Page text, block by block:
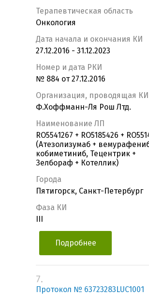
Терапевтическая область
Онкология
Дата начала и окончания КИ
27.12.2016 - 31.12.2023
Номер и дата РКИ
№ 884 от 27.12.2016
Организация, проводящая КИ
Ф.Хоффманн-Ля Рош Лтд.
Наименование ЛП
RO5541267 + RO5185426 +
(Атезолизумаб +
кобиметиниб, Тецентрик +
Зелбораф + Котеллик)
Города
Пятигорск, Санкт-Петербург
Фаза КИ
Подробнее
7.
Протокол № 63723283LUC1001